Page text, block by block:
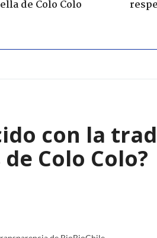
de Colo Colo
con la
Colo Colo?